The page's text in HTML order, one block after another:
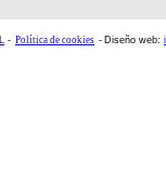
- Política de cookies - Diseño web: